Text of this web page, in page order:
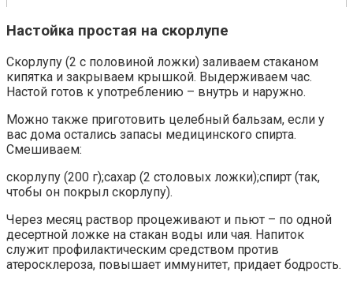
Настойка простая на скорлупе
Скорлупу (2 с половиной ложки) заливаем стаканом
кипятка и закрываем крышкой. Выдерживаем час.
Настой готов к употреблению – внутрь и наружно.
Можно также приготовить целебный бальзам, если у
вас дома остались запасы медицинского спирта.
Смешиваем:
скорлупу (200 г);сахар (2 столовых ложки);спирт (так,
чтобы он покрыл скорлупу).
Через месяц раствор процеживают и пьют – по одной
десертной ложке на стакан воды или чая. Напиток
служит профилактическим средством против
атеросклероза, повышает иммунитет, придает бодрость.